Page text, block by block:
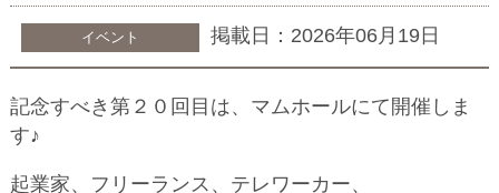
イベント 掲載日：2026年06月19日
記念すべき第２０回目は、マムホールにて開催しま
す♪
起業家、フリーランス、テレワーカー、